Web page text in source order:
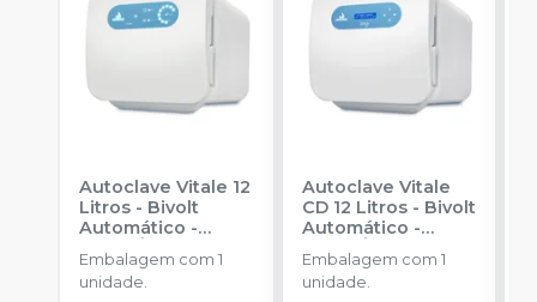
Autoclave Vitale 12
Litros - Bivolt
Automático -
CRISTÓFOLI
Embalagem com 1
unidade.
Autoclave Vitale
CD 12 Litros - Bivolt
Automático -
CRISTÓFOLI
Embalagem com 1
unidade.